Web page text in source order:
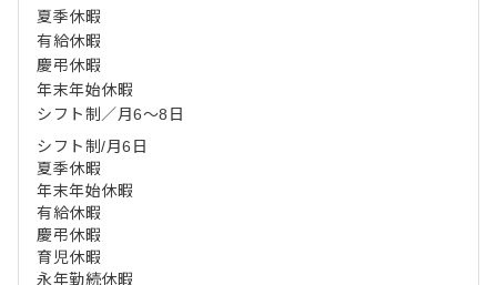
夏季休暇
有給休暇
慶弔休暇
年末年始休暇
シフト制／月6～8日
シフト制/月6日
夏季休暇
年末年始休暇
有給休暇
慶弔休暇
育児休暇
永年勤続休暇